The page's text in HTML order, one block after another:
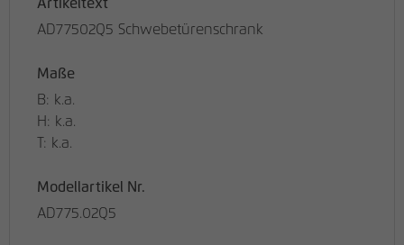
Artikeltext
AD77502Q5 Schwebetürenschrank
Maße
B: k.a.
H: k.a.
T: k.a.
Modellartikel Nr.
AD775.02Q5